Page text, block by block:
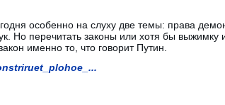
особенно на слуху две темы: права
Но перечитать законы или хотя бы выжимку
именно то, что говорит Путин.